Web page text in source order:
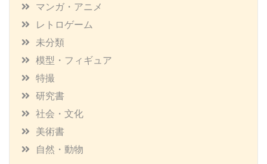
マンガ・アニメ
レトロゲーム
未分類
模型・フィギュア
特撮
研究書
社会・文化
美術書
自然・動物